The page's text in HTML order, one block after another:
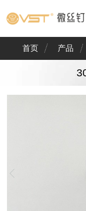
首页 产品